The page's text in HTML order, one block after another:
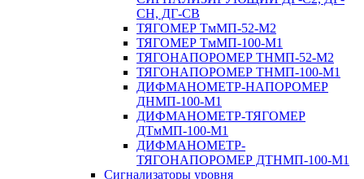
СН, ДГ-СВ
ТЯГОМЕР ТмМП-52-М2
ТЯГОМЕР ТмМП-100-М1
ТЯГОНАПОРОМЕР ТНМП-52-М2
ТЯГОНАПОРОМЕР ТНМП-100-М1
ДИФМАНОМЕТР-НАПОРОМЕР
ДНМП-100-М1
ДИФМАНОМЕТР-ТЯГОМЕР
ДТмМП-100-М1
ДИФМАНОМЕТР-
ТЯГОНАПОРОМЕР ДТНМП-100-М1
Сигнализаторы уровня